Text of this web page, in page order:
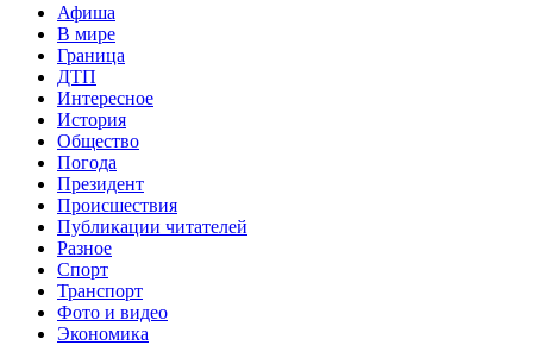
Афиша
В мире
Граница
ДТП
Интересное
История
Общество
Погода
Президент
Происшествия
Публикации читателей
Разное
Спорт
Транспорт
Фото и видео
Экономика